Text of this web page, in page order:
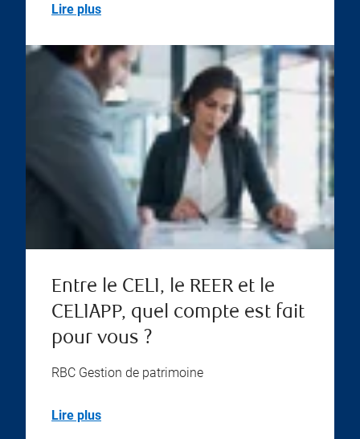
Lire plus
Entre le CELI, le REER et le
CELIAPP, quel compte est fait
pour vous ?
RBC Gestion de patrimoine
Lire plus